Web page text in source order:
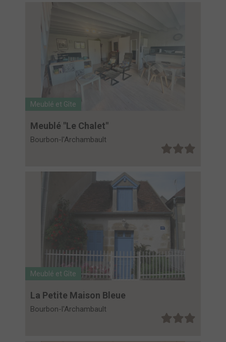
Meublé et Gîte
Meublé "Le Chalet"
Bourbon-l'Archambault
Meublé et Gîte
La Petite Maison Bleue
Bourbon-l'Archambault